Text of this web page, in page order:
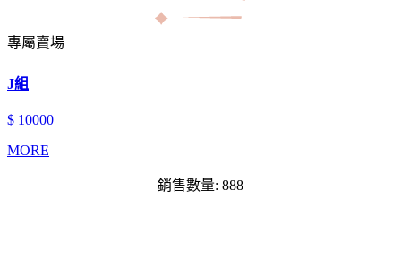
專屬賣場
J組
$ 10000
MORE
銷售數量: 888